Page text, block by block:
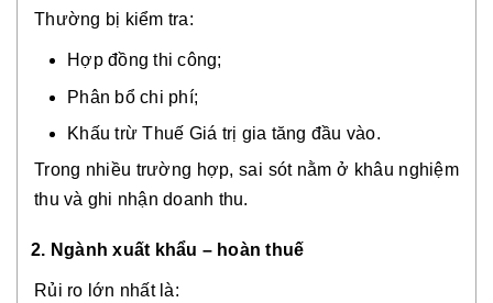
Thường bị kiểm tra:
Hợp đồng thi công;
Phân bổ chi phí;
Khấu trừ Thuế Giá trị gia tăng đầu vào.
Trong nhiều trường hợp, sai sót nằm ở khâu nghiệm
thu và ghi nhận doanh thu.
2. Ngành xuất khẩu – hoàn thuế
Rủi ro lớn nhất là: